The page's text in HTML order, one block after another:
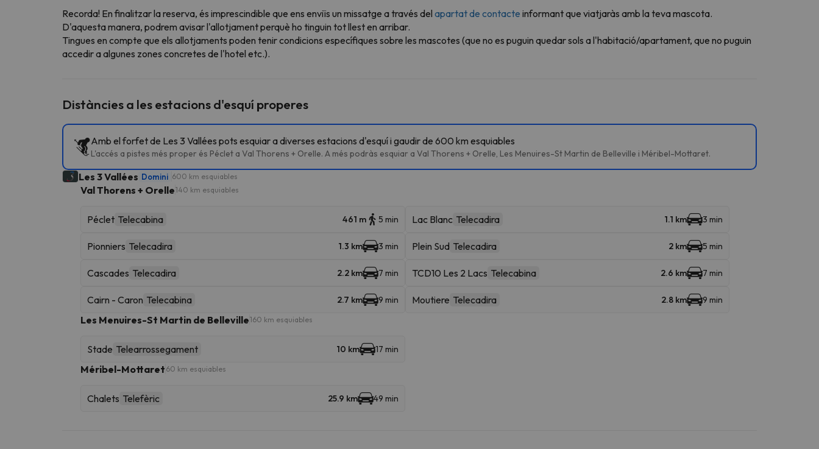
Recorda! En finalitzar la reserva, és imprescindible que ens enviïs un missatge a través del apartat de contacte informant que viatjaràs amb la teva mascota.
D'aquesta manera, podrem avisar l'allotjament perquè ho tinguin tot llest en arribar.
Tingues en compte que els allotjaments poden tenir condicions específiques sobre les mascotes (que no es puguin quedar sols a l'habitació/apartament, que no puguin
accedir a algunes zones concretes de l'hotel etc.).
Distàncies a les estacions d'esquí properes
Amb el forfet de Les 3 Vallées pots esquiar a diverses estacions d'esquí i gaudir de 600 km esquiables
L'accés a pistes més proper és Péclet a Val Thorens + Orelle. A més podràs esquiar a Val Thorens + Orelle, Les Menuires-St Martin de Belleville i Méribel-Mottaret.
Les 3 Vallées Domini 600 km esquiables
Val Thorens + Orelle140 km esquiables
Péclet Telecabina 461 m 5 min Lac Blanc Telecadira 1.1 km 3 min
Pionniers Telecadira 1.3 km 3 min Plein Sud Telecadira 2 km 5 min
Cascades Telecadira 2.2 km 7 min TCD10 Les 2 Lacs Telecabina 2.6 km 7 min
Cairn - Caron Telecabina 2.7 km 9 min Moutiere Telecadira 2.8 km 9 min
Les Menuires-St Martin de Belleville160 km esquiables
Stade Telearrossegament 10 km 17 min
Méribel-Mottaret 60 km esquiables
Chalets Telefèric 25.9 km 49 min